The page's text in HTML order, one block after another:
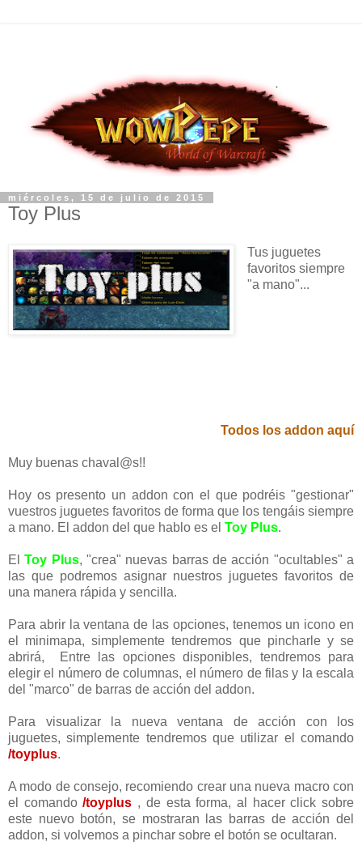
miércoles, 15 de julio de 2015
Toy Plus
Tus juguetes
favoritos siempre
"a mano"...
Todos los addon aquí
Muy buenas chaval@s!!
Hoy os presento un addon con el que podréis "gestionar"
vuestros juguetes favoritos de forma que los tengáis siempre
a mano. El addon del que hablo es el Toy Plus.
El Toy Plus, "crea" nuevas barras de acción "ocultables" a
las que podremos asignar nuestros juguetes favoritos de
una manera rápida y sencilla.
Para abrir la ventana de las opciones, tenemos un icono en
el minimapa, simplemente tendremos que pincharle y se
abrirá, Entre las opciones disponibles, tendremos para
elegir el número de columnas, el número de filas y la escala
del "marco" de barras de acción del addon.
Para visualizar la nueva ventana de acción con los
juguetes, simplemente tendremos que utilizar el comando
/toyplus.
A modo de consejo, recomiendo crear una nueva macro con
el comando/toyplus , de esta forma, al hacer click sobre
este nuevo botón, se mostraran las barras de acción del
addon, si volvemos a pinchar sobre el botón se ocultaran.